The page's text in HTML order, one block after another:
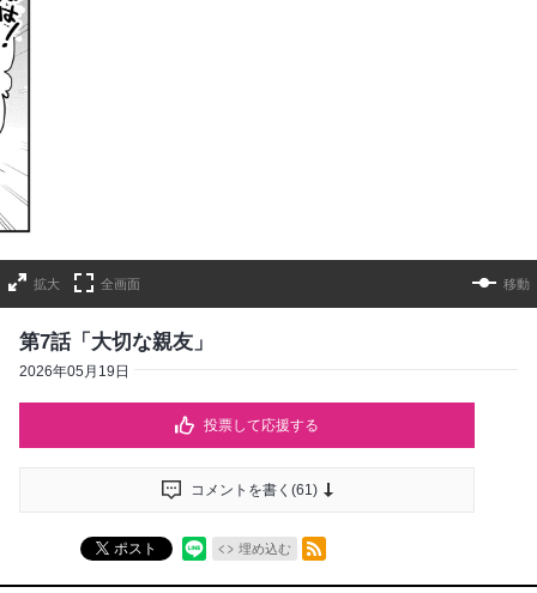
拡大 全画面 移動
第7話「大切な親友」
2026年05月19日
投票して応援する
コメントを書く(61)
ポスト 埋め込む
RSSフィード